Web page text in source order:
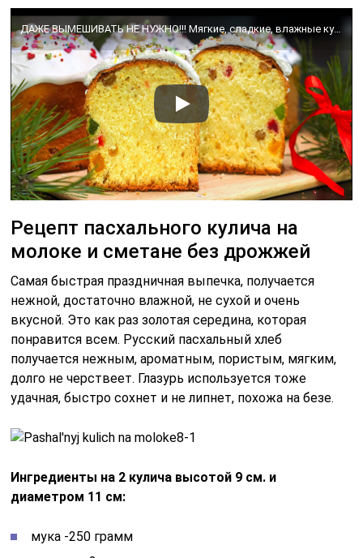
ДАЖЕ ВЫМЕШИВАТЬ НЕ НУЖНО!!! Мягкие, сладкие, влажные куличи Пасха 2025 | Кулинарим с Таней
Рецепт пасхального кулича на
молоке и сметане без дрожжей
Самая быстрая праздничная выпечка, получается
нежной, достаточно влажной, не сухой и очень
вкусной. Это как раз золотая середина, которая
понравится всем. Русский пасхальный хлеб
получается нежным, ароматным, пористым, мягким,
долго не черствеет. Глазурь используется тоже
удачная, быстро сохнет и не липнет, похожа на безе.
Ингредиенты на 2 кулича высотой 9 см. и
диаметром 11 см:
мука -250 грамм